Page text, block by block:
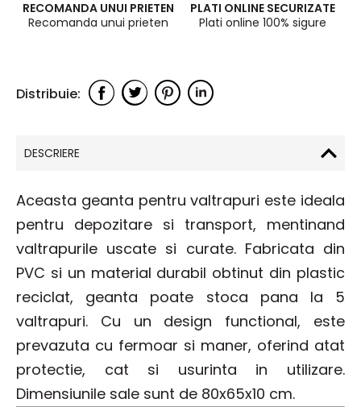
RECOMANDA UNUI PRIETEN
Recomanda unui prieten
PLATI ONLINE SECURIZATE
Plati online 100% sigure
DESCRIERE
Aceasta geanta pentru valtrapuri este ideala
pentru depozitare si transport, mentinand
valtrapurile uscate si curate. Fabricata din
PVC si un material durabil obtinut din plastic
reciclat, geanta poate stoca pana la 5
valtrapuri. Cu un design functional, este
prevazuta cu fermoar si maner, oferind atat
protectie, cat si usurinta in utilizare.
Dimensiunile sale sunt de 80x65x10 cm.